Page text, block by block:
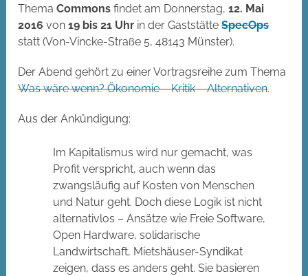
ThemaCommons findet am Donnerstag,12. Mai
2016 von19 bis 21 Uhr in der GaststätteSpecOps
statt (Von-Vincke-Straße 5, 48143 Münster).
Der Abend gehört zu einer Vortragsreihe zum Thema
Was wäre wenn? Ökonomie – Kritik – Alternativen.
Aus der Ankündigung:
Im Kapitalismus wird nur gemacht, was
Profit verspricht, auch wenn das
zwangsläufig auf Kosten von Menschen
und Natur geht. Doch diese Logik ist nicht
alternativlos – Ansätze wie Freie Software,
Open Hardware, solidarische
Landwirtschaft, Mietshäuser-Syndikat
zeigen, dass es anders geht. Sie basieren